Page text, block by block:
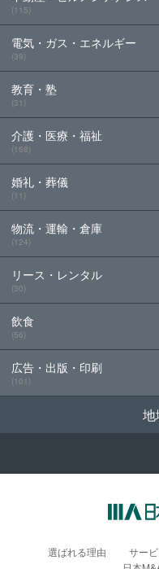
(115)
電気・ガス・エネルギー
(39)
教育・塾
(31)
介護・医療・福祉
(168)
婚礼・葬儀
(11)
物流・運輸・倉庫
(124)
リース・レンタル
(30)
飲食
(56)
広告・出版・印刷
(101)
地
選ばれる理由 サー